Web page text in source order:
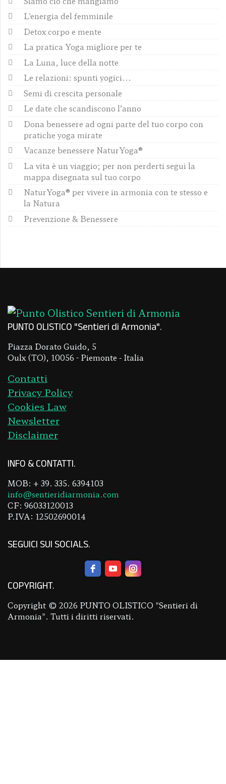
L'energia del femminile
Detox corpo e mente
La pratica Yoga migliore per te
La Luna, luce della notte
Le relazioni: spunti yogici...
Semi di crescita personale
Le date che scandiscono l’anno
Dona benessere ad ogni parte del tuo corpo con
pratiche yoga mirate
Vacanze benessere NaturYoga®
La vita è un viaggio; per non perderti segui la
mappa disegnata sul tuo corpo
NaturYoga® per vivere in armonia con te stesso e
la Natura
Prevenzione & Benessere
PUNTO OLISTICO "Sentieri di Armonia"
Piazza Dorato Guido, 5
Oulx (TO), 10056 - Piemonte - Italia
Contatti
Privacy Policy
Cookies Law
Newsletter
Disclaimer
INFO & CONTATTI
MOB: + 39. 335. 6394103
info@sentieridiarmonia.com
CF: 96033120013
P.IVA: 12502690014
SEGUICI SUI SOCIALS
COPYRIGHT
Copyright © 2026 PUNTO OLISTICO "Sentieri di
Armonia". Tutti i diritti riservati.